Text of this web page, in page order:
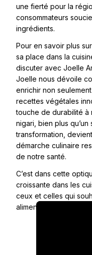
une fierté pour la
consommateurs
ingrédients.
Pour en savoir plus
sa place dans la
discuter avec Joelle
Joelle nous dévoile
enrichir non
recettes végétales
touche de durabilité à
nigari, bien plus
transformation,
démarche culinaire
de notre santé.
C’est dans cette
croissante dans les
ceux et celles qui
alimentaires saines et